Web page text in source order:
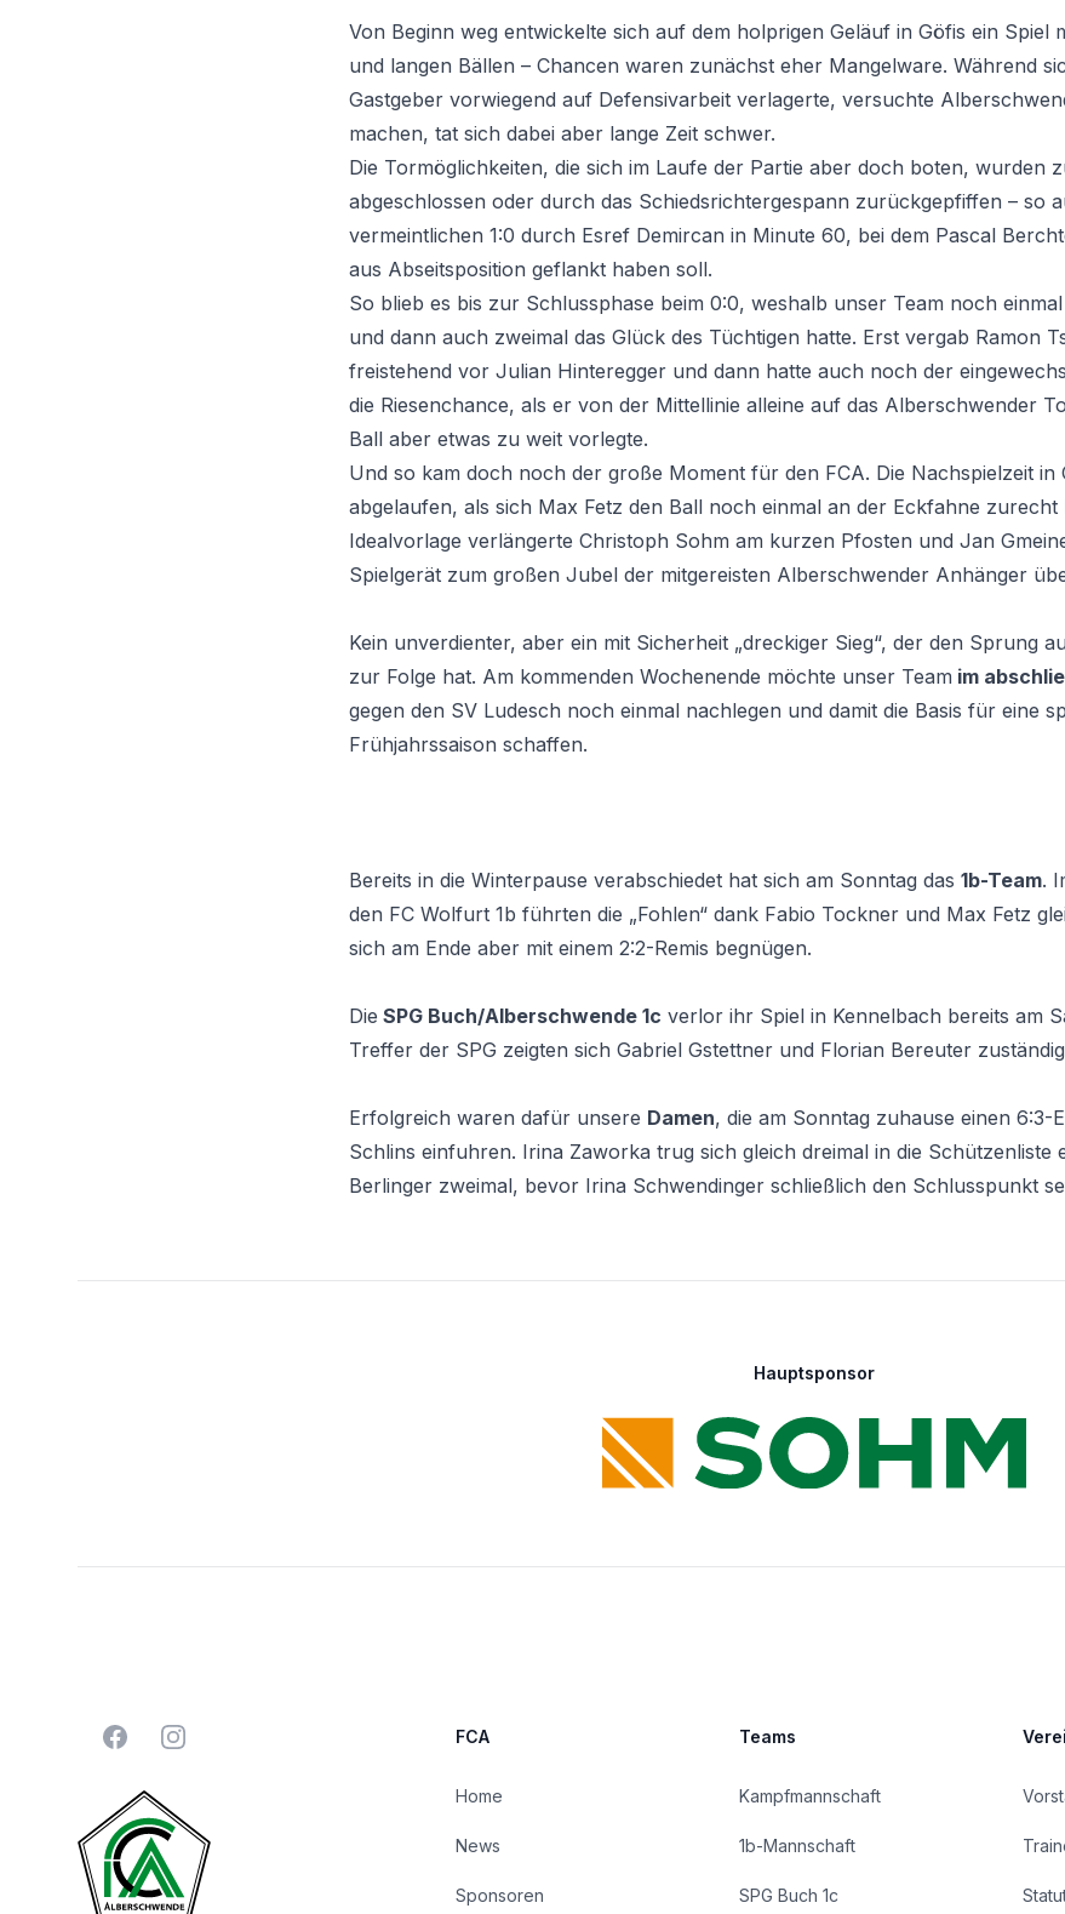
Von Beginn weg entwickelte sich auf dem holprigen Geläuf in Göfis ein Spiel
und langen Bällen – Chancen waren zunächst eher Mangelware. Während
Gastgeber vorwiegend auf Defensivarbeit verlagerte, versuchte
machen, tat sich dabei aber lange Zeit schwer.
Die Tormöglichkeiten, die sich im Laufe der Partie aber doch boten, wurden
abgeschlossen oder durch das Schiedsrichtergespann zurückgepfiffen – so
vermeintlichen 1:0 durch Esref Demircan in Minute 60, bei dem Pascal
aus Abseitsposition geflankt haben soll.
So blieb es bis zur Schlussphase beim 0:0, weshalb unser Team noch
und dann auch zweimal das Glück des Tüchtigen hatte. Erst vergab Ramon
freistehend vor Julian Hinteregger und dann hatte auch noch der
die Riesenchance, als er von der Mittellinie alleine auf das Alberschwender
Ball aber etwas zu weit vorlegte.
Und so kam doch noch der große Moment für den FCA. Die Nachspielzeit in
abgelaufen, als sich Max Fetz den Ball noch einmal an der Eckfahne zurecht
Idealvorlage verlängerte Christoph Sohm am kurzen Pfosten und Jan
Spielgerät zum großen Jubel der mitgereisten Alberschwender Anhänger
Kein unverdienter, aber ein mit Sicherheit „dreckiger Sieg“, der den Sprung
zur Folge hat. Am kommenden Wochenende möchte unser Team im
gegen den SV Ludesch noch einmal nachlegen und damit die Basis für eine
Frühjahrssaison schaffen.
Bereits in die Winterpause verabschiedet hat sich am Sonntag das 1b-Team.
den FC Wolfurt 1b führten die „Fohlen“ dank Fabio Tockner und Max Fetz
sich am Ende aber mit einem 2:2-Remis begnügen.
Die SPG Buch/Alberschwende 1c verlor ihr Spiel in Kennelbach bereits am
Treffer der SPG zeigten sich Gabriel Gstettner und Florian Bereuter
Erfolgreich waren dafür unsere Damen, die am Sonntag zuhause einen 6:3-
Schlins einfuhren. Irina Zaworka trug sich gleich dreimal in die Schützenliste
Berlinger zweimal, bevor Irina Schwendinger schließlich den Schlusspunkt
Hauptsponsor
FacebookInstagram FCA
Home
News
Sponsoren
Teams
Kampfmannschaft
1b-Mannschaft
SPG Buch 1c